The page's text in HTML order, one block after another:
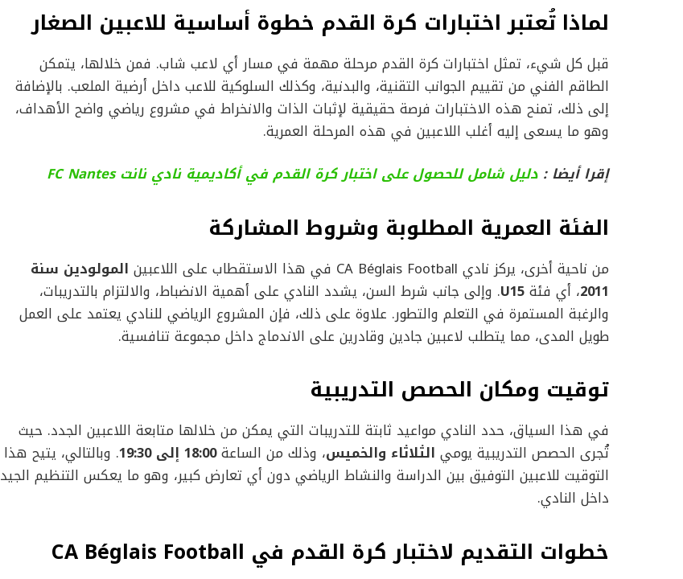
لماذا تُعتبر اختبارات كرة القدم خطوة أساسية للاعبين الصغار
قبل كل شيء، تمثل اختبارات كرة القدم مرحلة مهمة في مسار أي لاعب شاب. فمن خلالها، يتمكن
الطاقم الفني من تقييم الجوانب التقنية، والبدنية، وكذلك السلوكية للاعب داخل أرضية الملعب. بالإضافة
إلى ذلك، تمنح هذه الاختبارات فرصة حقيقية لإثبات الذات والانخراط في مشروع رياضي واضح الأهداف،
وهو ما يسعى إليه أغلب اللاعبين في هذه المرحلة العمرية.
إقرا أيضا : دليل شامل للحصول على اختبار كرة القدم في أكاديمية نادي نانت FC Nantes
الفئة العمرية المطلوبة وشروط المشاركة
من ناحية أخرى، يركز نادي CA Béglais Football في هذا الاستقطاب على اللاعبين
المولودين سنة
2011، أي فئةU15. وإلى جانب شرط السن، يشدد النادي على أهمية الانضباط، والالتزام بالتدريبات،
والرغبة المستمرة في التعلم والتطور. علاوة على ذلك، فإن المشروع الرياضي للنادي يعتمد على العمل
طويل المدى، مما يتطلب لاعبين جادين وقادرين على الاندماج داخل مجموعة تنافسية.
توقيت ومكان الحصص التدريبية
في هذا السياق، حدد النادي مواعيد ثابتة للتدريبات التي يمكن من خلالها متابعة اللاعبين الجدد. حيث
تُجرى الحصص التدريبية يومي الثلاثاء والخميس، وذلك من الساعة18:00 إلى 19:30
. وبالتالي، يتيح هذا
التوقيت للاعبين التوفيق بين الدراسة والنشاط الرياضي دون أي تعارض كبير، وهو ما يعكس التنظيم الجيد
داخل النادي.
خطوات التقديم لاختبار كرة القدم في CA Béglais Football